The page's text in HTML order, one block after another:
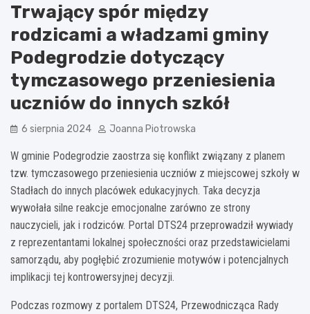
Trwający spór między
rodzicami a władzami gminy
Podegrodzie dotyczący
tymczasowego przeniesienia
uczniów do innych szkół
6 sierpnia 2024 Joanna Piotrowska
W gminie Podegrodzie zaostrza się konflikt związany z planem
tzw. tymczasowego przeniesienia uczniów z miejscowej szkoły w
Stadłach do innych placówek edukacyjnych. Taka decyzja
wywołała silne reakcje emocjonalne zarówno ze strony
nauczycieli, jak i rodziców. Portal DTS24 przeprowadził wywiady
z reprezentantami lokalnej społeczności oraz przedstawicielami
samorządu, aby pogłębić zrozumienie motywów i potencjalnych
implikacji tej kontrowersyjnej decyzji.
Podczas rozmowy z portalem DTS24, Przewodnicząca Rady